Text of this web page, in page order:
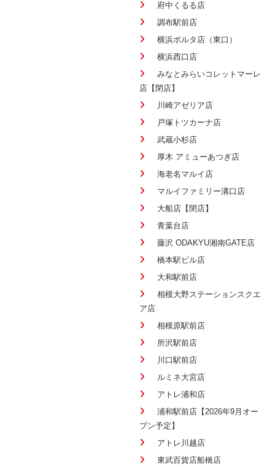
府中くるる店
調布駅前店
横浜ポルタ店（東口）
横浜西口店
みなとみらいコレットマーレ
店【閉店】
川崎アゼリア店
戸塚トツカーナ店
武蔵小杉店
厚木 アミューあつぎ店
海老名マルイ店
マルイファミリー溝口店
大船店【閉店】
青葉台店
藤沢 ODAKYU湘南GATE店
橋本駅ビル店
大和駅前店
相模大野ステーションスクエ
ア店
相模原駅前店
所沢駅前店
川口駅前店
ルミネ大宮店
アトレ浦和店
浦和駅前店【2026年9月オー
プン予定】
アトレ川越店
東武百貨店船橋店